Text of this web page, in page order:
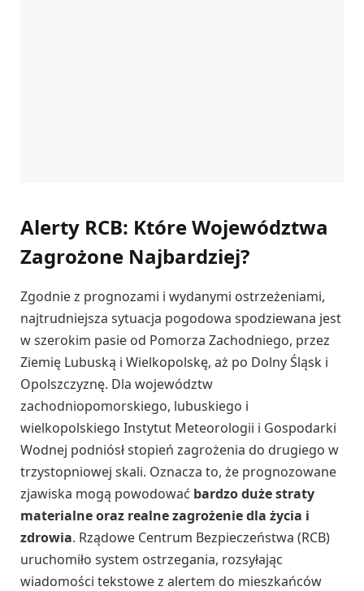
Alerty RCB: Które Województwa
Zagrożone Najbardziej?
Zgodnie z prognozami i wydanymi ostrzeżeniami,
najtrudniejsza sytuacja pogodowa spodziewana jest
w szerokim pasie od Pomorza Zachodniego, przez
Ziemię Lubuską i Wielkopolskę, aż po Dolny Śląsk i
Opolszczyznę. Dla województw
zachodniopomorskiego, lubuskiego i
wielkopolskiego Instytut Meteorologii i Gospodarki
Wodnej podniósł stopień zagrożenia do drugiego w
trzystopniowej skali. Oznacza to, że prognozowane
zjawiska mogą powodować bardzo duże straty
materialne oraz realne zagrożenie dla życia i
zdrowia. Rządowe Centrum Bezpieczeństwa (RCB)
uruchomiło system ostrzegania, rozsyłając
wiadomości tekstowe z alertem do mieszkańców